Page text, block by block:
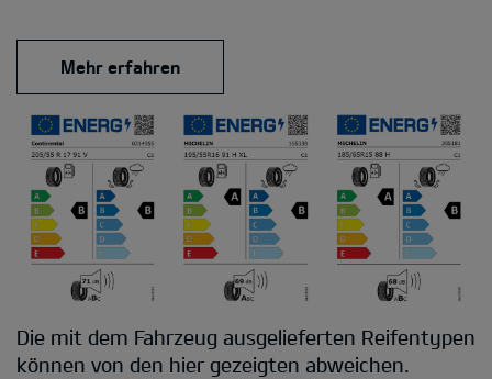
Mehr erfahren
Die mit dem Fahrzeug ausgelieferten Reifentypen
können von den hier gezeigten abweichen.